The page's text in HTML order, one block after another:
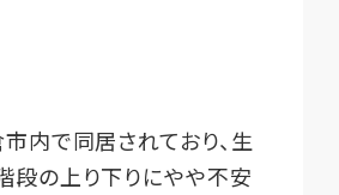
内で同居されており、生
段の上り下りにやや不安